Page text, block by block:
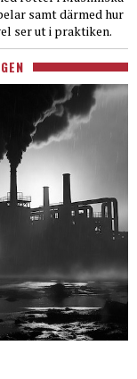
samt därmed hur
ser ut i praktiken.